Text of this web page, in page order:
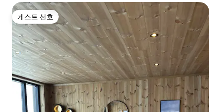
게스트 선호
게스트 선호